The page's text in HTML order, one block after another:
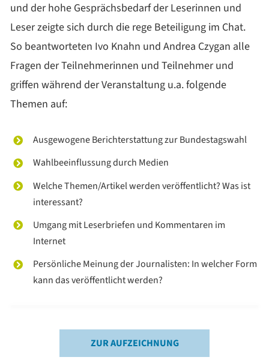
und der hohe Gesprächsbedarf der Leserinnen und
Leser zeigte sich durch die rege Beteiligung im Chat.
So beantworteten Ivo Knahn und Andrea Czygan alle
Fragen der Teilnehmerinnen und Teilnehmer und
griffen während der Veranstaltung u.a. folgende
Themen auf:
Ausgewogene Berichterstattung zur Bundestagswahl
Wahlbeeinflussung durch Medien
Welche Themen/Artikel werden veröffentlicht? Was ist
interessant?
Umgang mit Leserbriefen und Kommentaren im
Internet
Persönliche Meinung der Journalisten: In welcher Form
kann das veröffentlicht werden?
ZUR AUFZEICHNUNG